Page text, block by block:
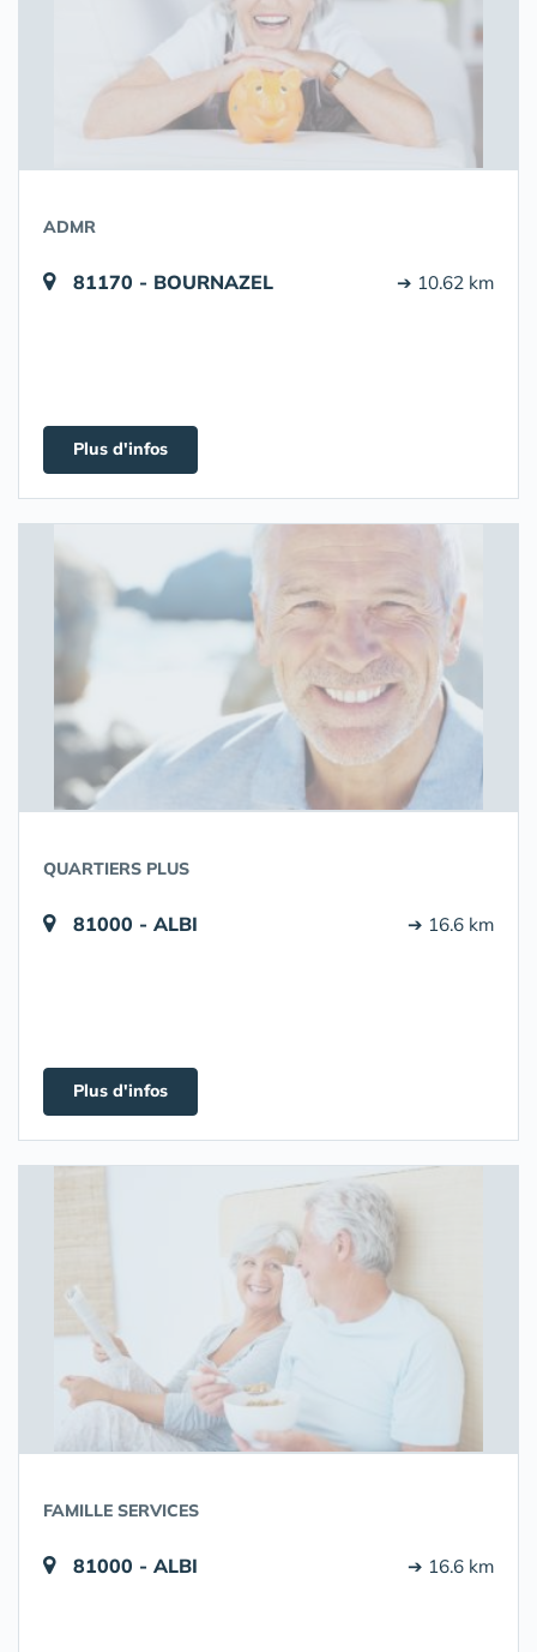
ADMR
81170 - BOURNAZEL ➔ 10.62 km
Plus d'infos
QUARTIERS PLUS
81000 - ALBI ➔ 16.6 km
Plus d'infos
FAMILLE SERVICES
81000 - ALBI ➔ 16.6 km